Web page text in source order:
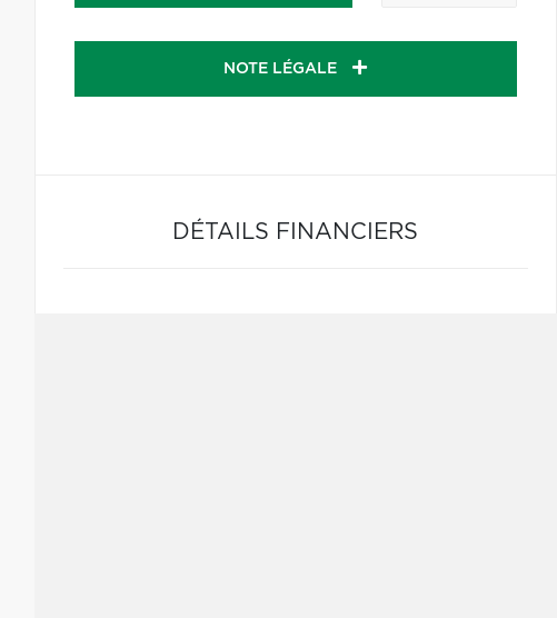
NOTE LÉGALE
DÉTAILS FINANCIERS